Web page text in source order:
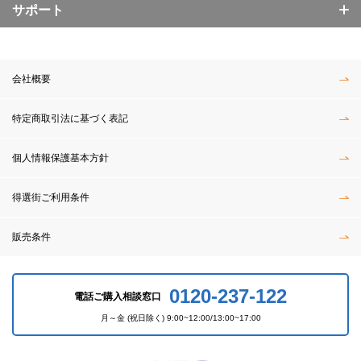
サポート
会社概要
特定商取引法に基づく表記
個人情報保護基本方針
得選街ご利用条件
販売条件
電話ご購入相談窓口 0120-237-122
月～金 (祝日除く) 9:00~12:00/13:00~17:00